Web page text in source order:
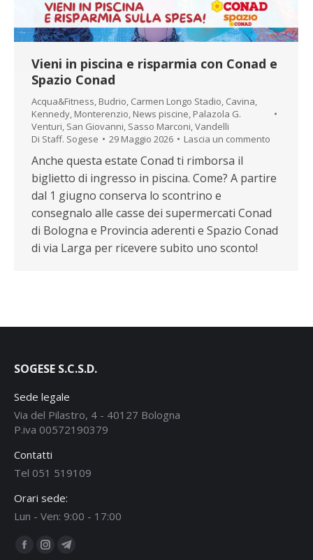
Vieni in piscina e risparmia con Conad e
Spazio Conad
Acqua&Fitness Budrio Carmen Longo Stadio Cavina
Kennedy Monterenzio News piscine Palazola G.
Venturi San Giovanni Sasso Marconi Vandelli
Di Staff. Sogese 29 Maggio 2026 Lascia un commento
Anche questa estate Conad ti rimborsa il
biglietto di ingresso in piscina. Come? A partire
dal 1 giugno conserva lo scontrino e
consegnalo alle casse dei supermercati Conad
di Bologna e Provincia aderenti e Spazio Conad
di via Larga per ricevere subito uno sconto!
SOGESE S.C.S.D.
Sede legale
Via del Pilastro, 4 - 40127 Bologna
P.iva 00572190379
Contatti
Tel 051 519109
Orari sede:
Lun - Ven: 9:00 - 17:00
Ci puoi trovare su:
Facebook
Instagram
Telegram